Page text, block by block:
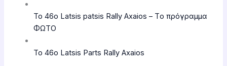
Το 46ο Latsis patsis Rally Axaios – Tο πρόγραμμα
ΦΩΤΟ
Το 46ο Latsis Parts Rally Axaios